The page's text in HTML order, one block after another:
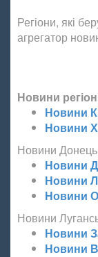
Регіони, які
агрегатор
Новини
Новини
Новини
Новини
Новини
Новини
Новини
Новини
Новини
Новини